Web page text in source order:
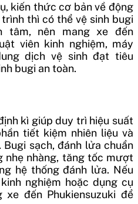
kiến thức cơ bản về động
thì có thể vệ sinh bugi
tâm, nên mang xe đến
viên kinh nghiệm, máy
dịch vệ sinh đạt tiêu
bugi an toàn.
kì giúp duy trì hiệu suất
tiết kiệm nhiên liệu và
sạch, đánh lửa chuẩn
nhẹ nhàng, tăng tốc mượt
hệ thống đánh lửa. Nếu
nghiệm hoặc dụng cụ
xe đến Phukiensuzuki để